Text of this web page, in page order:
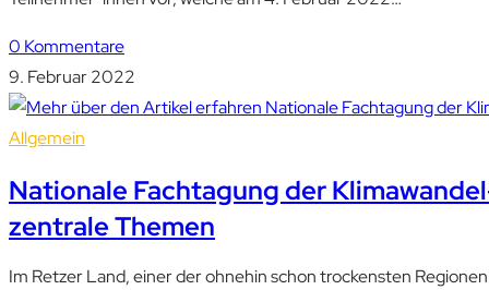
0 Kommentare
9. Februar 2022
Allgemein
Nationale Fachtagung der
zentrale Themen
Im Retzer Land, einer der ohnehin schon trockensten